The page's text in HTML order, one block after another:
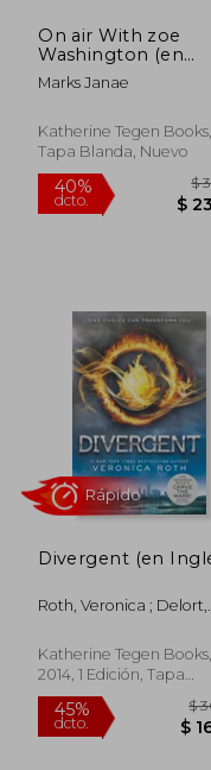
On air With zoe
Washington (en
Inglés)
Marks Janae
Katherine Tegen Books,
Tapa Blanda, Nuevo
40%
dcto.
Divergent (en
Roth, Veronica ; Delort,
Katherine Tegen Books,
2014, 1 Edición, Tapa
Blanda, Nuevo
Rápido